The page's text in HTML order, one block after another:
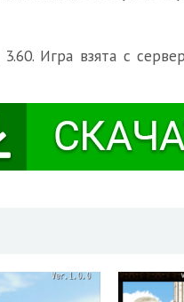
Игра взята с